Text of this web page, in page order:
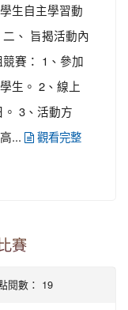
生自主學習動
、 旨揭活動內
賽： 1、參加
生。 2、線上
3、活動方
...
觀看完整
賽
閱數： 19